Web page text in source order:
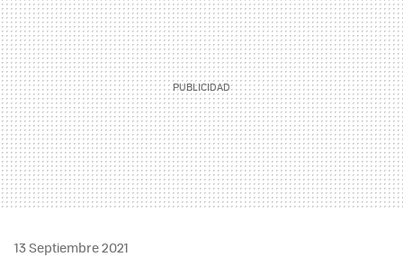
13 Septiembre 2021